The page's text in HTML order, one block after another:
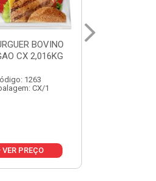
DELINE
24X250G
12886
CX/1
VER PREÇO